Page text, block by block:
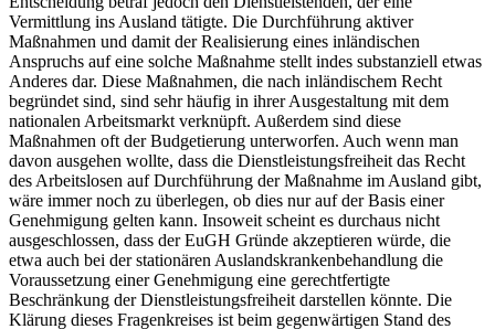
Vermittlung ins Ausland tätigte. Die Durchführung aktiver
Maßnahmen und damit der Realisierung eines inländischen
Anspruchs auf eine solche Maßnahme stellt indes substanziell etwas
Anderes dar. Diese Maßnahmen, die nach inländischem Recht
begründet sind, sind sehr häufig in ihrer Ausgestaltung mit dem
nationalen Arbeitsmarkt verknüpft. Außerdem sind diese
Maßnahmen oft der Budgetierung unterworfen. Auch wenn man
davon ausgehen wollte, dass die Dienstleistungsfreiheit das Recht
des Arbeitslosen auf Durchführung der Maßnahme im Ausland gibt,
wäre immer noch zu überlegen, ob dies nur auf der Basis einer
Genehmigung gelten kann. Insoweit scheint es durchaus nicht
ausgeschlossen, dass der EuGH Gründe akzeptieren würde, die
etwa auch bei der stationären Auslandskrankenbehandlung die
Voraussetzung einer Genehmigung eine gerechtfertigte
Beschränkung der Dienstleistungsfreiheit darstellen könnte. Die
Klärung dieses Fragenkreises ist beim gegenwärtigen Stand des